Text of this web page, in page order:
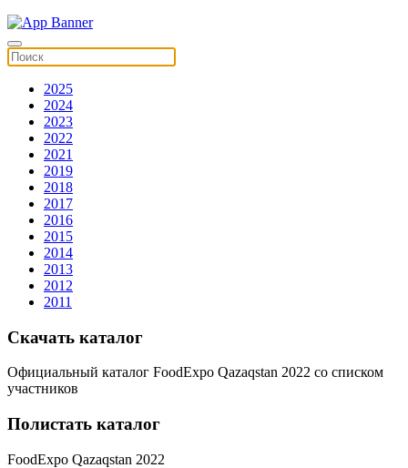
2025
2024
2023
2022
2021
2019
2018
2017
2016
2015
2014
2013
2012
2011
Скачать каталог
Официальный каталог FoodExpo Qazaqstan 2022 со списком
участников
Полистать каталог
FoodExpo Qazaqstan 2022